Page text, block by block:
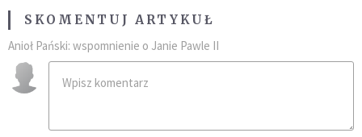
SKOMENTUJ ARTYKUŁ
Anioł Pański: wspomnienie o Janie Pawle II